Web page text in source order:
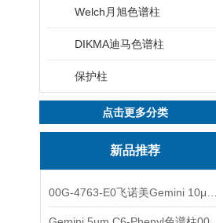
Welch月旭色谱柱
DIKMA迪马色谱柱
保护柱
点击更多分类
新品推荐